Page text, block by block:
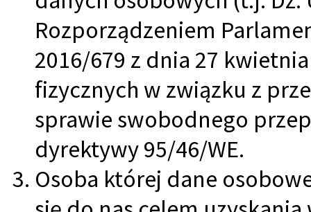
Rozporządzeniem
2016/679 z dnia 27
fizycznych w związku z
sprawie swobodnego
dyrektywy 95/46/WE.
Osoba której dane